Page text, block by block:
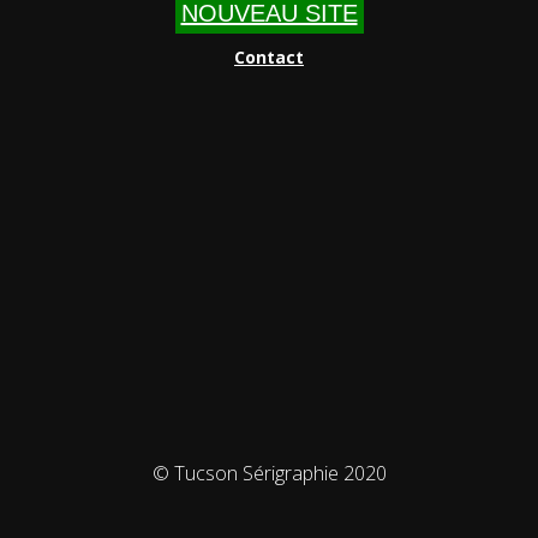
NOUVEAU SITE
Contact
© Tucson Sérigraphie 2020